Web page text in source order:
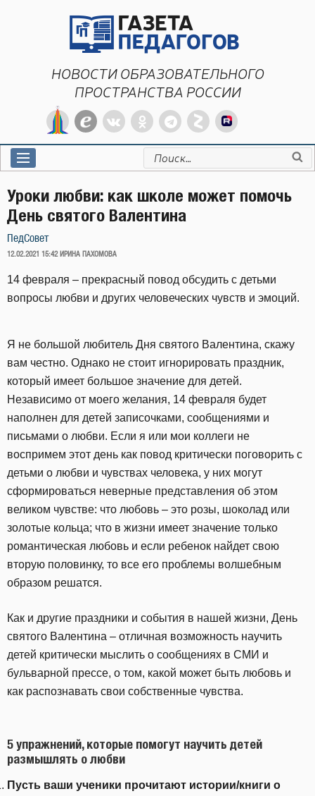
НОВОСТИ ОБРАЗОВАТЕЛЬНОГО
ПРОСТРАНСТВА РОССИИ
Искать:
Уроки любви: как школе может помочь
День святого Валентина
ПедСовет
ОПУБЛИКОВАНО
12.02.2021 15:42 ИРИНА ПАХОМОВА
14 февраля – прекрасный повод обсудить с детьми
вопросы любви и других человеческих чувств и эмоций.
Я не большой любитель Дня святого Валентина, скажу
вам честно. Однако не стоит игнорировать праздник,
который имеет большое значение для детей.
Независимо от моего желания, 14 февраля будет
наполнен для детей записочками, сообщениями и
письмами о любви. Если я или мои коллеги не
воспримем этот день как повод критически поговорить с
детьми о любви и чувствах человека, у них могут
сформироваться неверные представления об этом
великом чувстве: что любовь – это розы, шоколад или
золотые кольца; что в жизни имеет значение только
романтическая любовь и если ребенок найдет свою
вторую половинку, то все его проблемы волшебным
образом решатся.
Как и другие праздники и события в нашей жизни, День
святого Валентина – отличная возможность научить
детей критически мыслить о сообщениях в СМИ и
бульварной прессе, о том, какой может быть любовь и
как распознавать свои собственные чувства.
5 упражнений, которые помогут научить детей
размышлять о любви
Пусть ваши ученики прочитают истории/книги о